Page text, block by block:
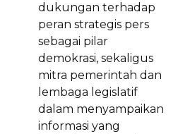
dukungan terhadap
peran strategis pers
sebagai pilar
demokrasi, sekaligus
mitra pemerintah dan
lembaga legislatif
dalam menyampaikan
informasi yang